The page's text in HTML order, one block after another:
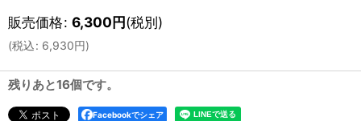
販売価格: 6,300円(税別)
(税込: 6,930円)
残りあと16個です。
Facebookでシェア